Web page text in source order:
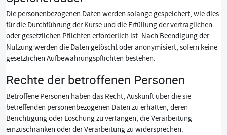
Die personenbezogenen Daten werden solange gespeichert, wie dies
für die Durchführung der Kurse und die Erfüllung der vertraglichen
oder gesetzlichen Pflichten erforderlich ist. Nach Beendigung der
Nutzung werden die Daten gelöscht oder anonymisiert, sofern keine
gesetzlichen Aufbewahrungspflichten bestehen.
Rechte der betroffenen Personen
Betroffene Personen haben das Recht, Auskunft über die sie
betreffenden personenbezogenen Daten zu erhalten, deren
Berichtigung oder Löschung zu verlangen, die Verarbeitung
einzuschränken oder der Verarbeitung zu widersprechen.